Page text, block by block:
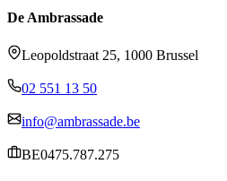
De Ambrassade
Leopoldstraat 25, 1000 Brussel
02 551 13 50
info@ambrassade.be
BE0475.787.275